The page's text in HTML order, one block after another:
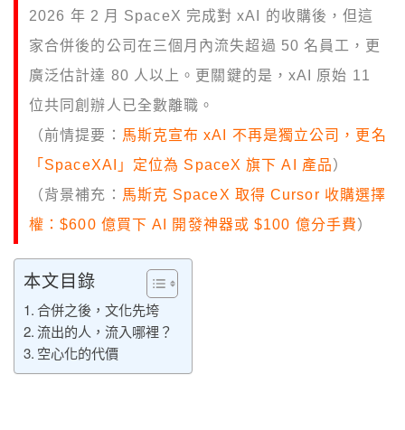
2026 年 2 月 SpaceX 完成對 xAI 的收購後，但這
家合併後的公司在三個月內流失超過 50 名員工，更
廣泛估計達 80 人以上。更關鍵的是，xAI 原始 11
位共同創辦人已全數離職。
（前情提要： 馬斯克宣布 xAI 不再是獨立公司，更名
「SpaceXAI」定位為 SpaceX 旗下 AI 產品）
（背景補充： 馬斯克 SpaceX 取得 Cursor 收購選擇
權：$600 億買下 AI 開發神器或 $100 億分手費）
本文目錄
合併之後，文化先垮
流出的人，流入哪裡？
空心化的代價